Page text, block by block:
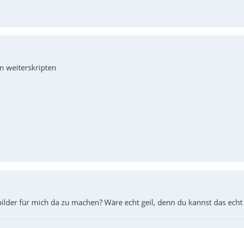
weiterskripten
für mich da zu machen? Wäre echt geil, denn du kannst das echt